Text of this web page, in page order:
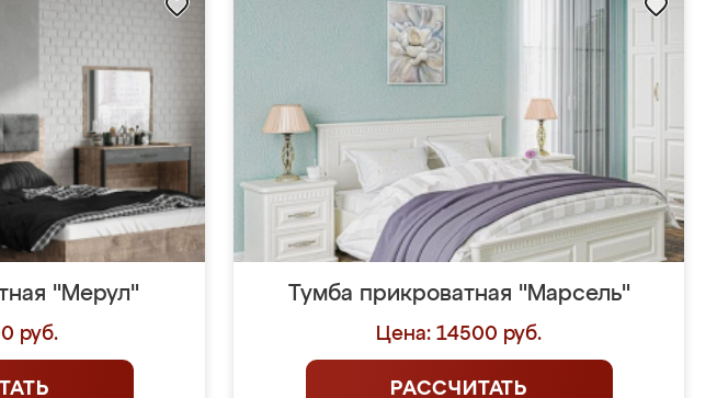
"Мерул"
руб.
Тумба прикроватная "Марсель"
Цена: 14500 руб.
РАССЧИТАТЬ